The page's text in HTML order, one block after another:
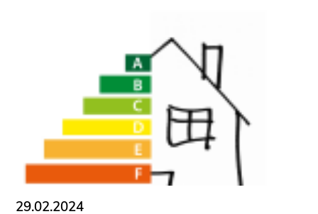
START.ING. Das Studierenden Praxis-
Wissenswertes für Studierende
Wettbewerbe für Studierende
BLING.BLING.
Kammer Newsletter
Presse
29.02.2024